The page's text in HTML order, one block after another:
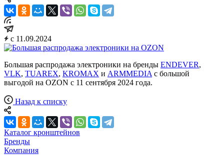
с 11.09.2024
Большая распродажа электроники на бренды ENDEVER,
VLK, TUAREX, KROMAX и ARMMEDIA с большой
выгодой на OZON с 11 сентября 2024 года.
Назад к списку
Каталог кронштейнов
Бренды
Компания